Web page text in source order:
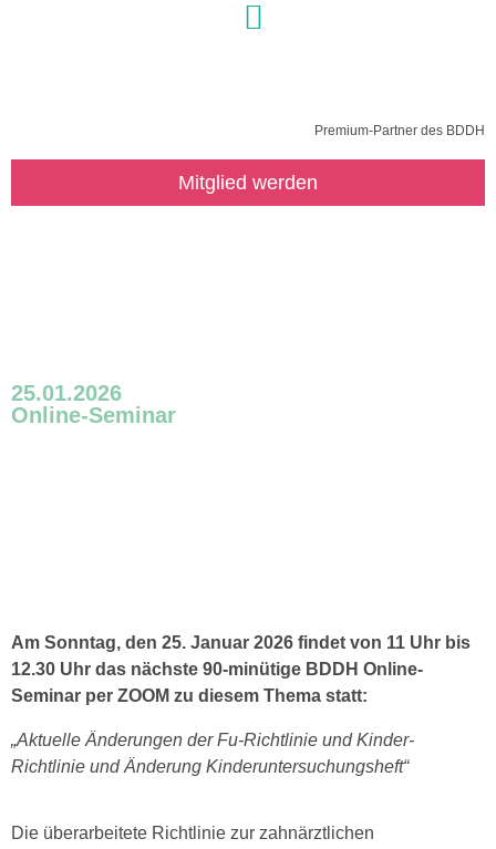
Premium-Partner des BDDH
Mitglied werden
25.01.2026
Online-Seminar
Am Sonntag, den 25. Januar 2026 findet von 11 Uhr bis
12.30 Uhr das nächste 90-minütige BDDH Online-
Seminar per ZOOM zu diesem Thema statt:
„Aktuelle Änderungen der Fu-Richtlinie und Kinder-
Richtlinie und Änderung Kinderuntersuchungsheft“
Die überarbeitete Richtlinie zur zahnärztlichen